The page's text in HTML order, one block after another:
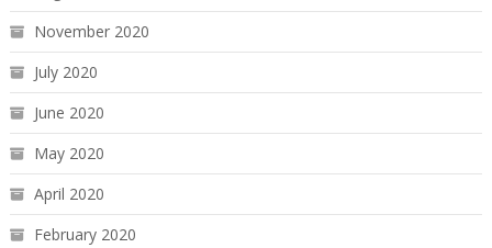
November 2020
July 2020
June 2020
May 2020
April 2020
February 2020